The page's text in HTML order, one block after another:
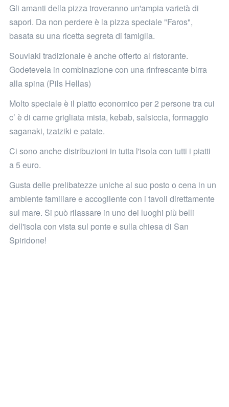
Gli amanti della pizza troveranno un'ampia varietà di
sapori. Da non perdere è la pizza speciale "Faros",
basata su una ricetta segreta di famiglia.
Souvlaki tradizionale è anche offerto al ristorante.
Godetevela in combinazione con una rinfrescante birra
alla spina (Pils Hellas)
Molto speciale è il piatto economico per 2 persone tra cui
c’ è di carne grigliata mista, kebab, salsiccia, formaggio
saganaki, tzatziki e patate.
Ci sono anche distribuzioni in tutta l'isola con tutti i piatti
a 5 euro.
Gusta delle prelibatezze uniche al suo posto o cena in un
ambiente familiare e accogliente con i tavoli direttamente
sul mare. Si può rilassare in uno dei luoghi più belli
dell'isola con vista sul ponte e sulla chiesa di San
Spiridone!